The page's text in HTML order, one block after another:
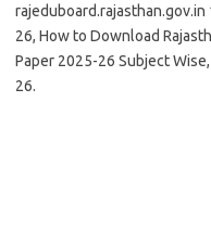
26, How to Download
Paper 2025-26 Subject
26.